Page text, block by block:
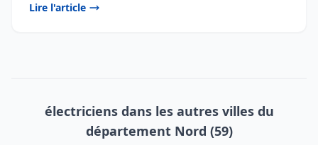
Lire l'article
électriciens dans les autres villes du
département Nord (59)